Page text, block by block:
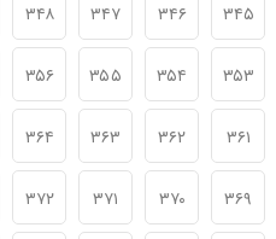
۳۴۵ ۳۴۶ ۳۴۷ ۳۴۸
۳۵۳ ۳۵۴ ۳۵۵ ۳۵۶
۳۶۱ ۳۶۲ ۳۶۳ ۳۶۴
۳۶۹ ۳۷۰ ۳۷۱ ۳۷۲